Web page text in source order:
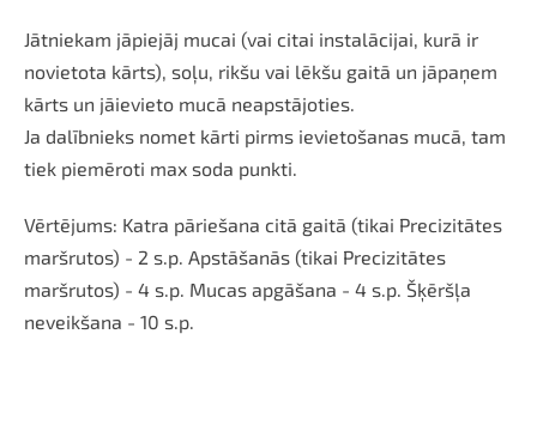
Jātniekam jāpiejāj mucai (vai citai instalācijai, kurā ir
novietota kārts), soļu, rikšu vai lēkšu gaitā un jāpaņem
kārts un jāievieto mucā neapstājoties.
Ja dalībnieks nomet kārti pirms ievietošanas mucā, tam
tiek piemēroti max soda punkti.
Vērtējums: Katra pāriešana citā gaitā (tikai Precizitātes
maršrutos) - 2 s.p. Apstāšanās (tikai Precizitātes
maršrutos) - 4 s.p. Mucas apgāšana - 4 s.p. Šķēršļa
neveikšana - 10 s.p.